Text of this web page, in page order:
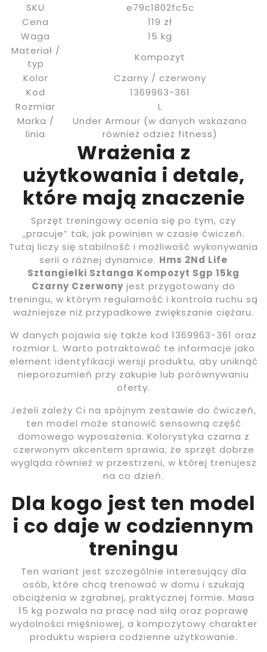
SKU
e79c1802fc5c
Cena
119 zł
Waga
15 kg
Materiał /
typ
Kompozyt
Kolor
Czarny / czerwony
Kod
1369963-361
Rozmiar
L
Marka /
linia
Under Armour (w danych wskazano
również odzież fitness)
Wrażenia z
użytkowania i detale,
które mają znaczenie
Sprzęt treningowy ocenia się po tym, czy
„pracuje” tak, jak powinien w czasie ćwiczeń.
Tutaj liczy się stabilność i możliwość wykonywania
serii o różnej dynamice. Hms 2Nd Life
Sztangielki Sztanga Kompozyt Sgp 15kg
Czarny Czerwony jest przygotowany do
treningu, w którym regularność i kontrola ruchu są
ważniejsze niż przypadkowe zwiększanie ciężaru.
W danych pojawia się także kod 1369963-361 oraz
rozmiar L. Warto potraktować te informacje jako
element identyfikacji wersji produktu, aby uniknąć
nieporozumień przy zakupie lub porównywaniu
oferty.
Jeżeli zależy Ci na spójnym zestawie do ćwiczeń,
ten model może stanowić sensowną część
domowego wyposażenia. Kolorystyka czarna z
czerwonym akcentem sprawia, że sprzęt dobrze
wygląda również w przestrzeni, w której trenujesz
na co dzień.
Dla kogo jest ten model
i co daje w codziennym
treningu
Ten wariant jest szczególnie interesujący dla
osób, które chcą trenować w domu i szukają
obciążenia w zgrabnej, praktycznej formie. Masa
15 kg pozwala na pracę nad siłą oraz poprawę
wydolności mięśniowej, a kompozytowy charakter
produktu wspiera codzienne użytkowanie.